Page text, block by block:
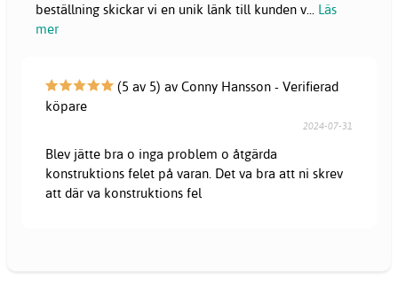
beställning skickar vi en unik länk till kunden v... Läs
mer
(5 av 5) av Conny Hansson - Verifierad
köpare
2024-07-31
Blev jätte bra o inga problem o åtgärda
konstruktions felet på varan. Det va bra att ni skrev
att där va konstruktions fel